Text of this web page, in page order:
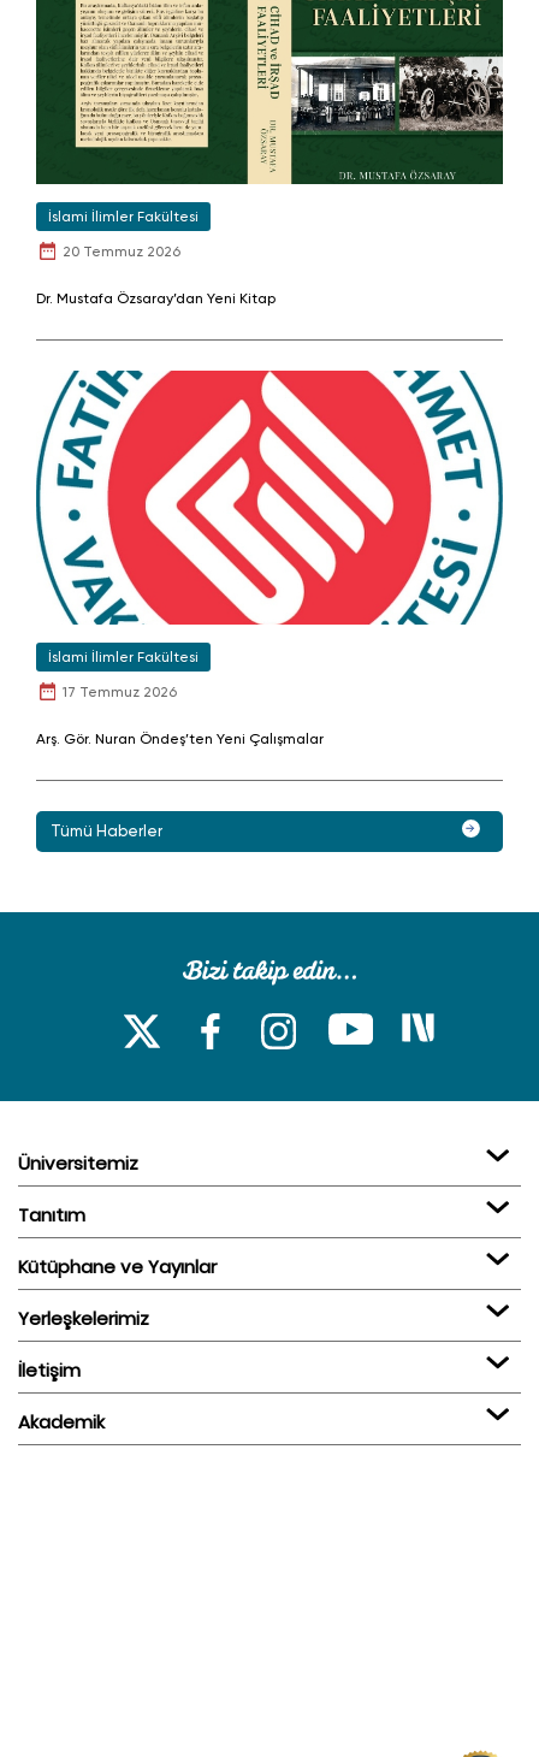
İslami İlimler Fakültesi
20 Temmuz 2026
Dr. Mustafa Özsaray’dan Yeni Kitap
İslami İlimler Fakültesi
17 Temmuz 2026
Arş. Gör. Nuran Öndeş’ten Yeni Çalışmalar
Tümü Haberler
Üniversitemiz
Tanıtım
Kütüphane ve Yayınlar
Yerleşkelerimiz
İletişim
Akademik